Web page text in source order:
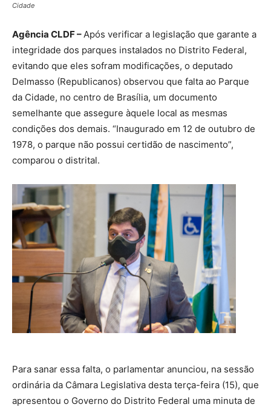
Cidade
Agência CLDF – Após verificar a legislação que garante a
integridade dos parques instalados no Distrito Federal,
evitando que eles sofram modificações, o deputado
Delmasso (Republicanos) observou que falta ao Parque
da Cidade, no centro de Brasília, um documento
semelhante que assegure àquele local as mesmas
condições dos demais. “Inaugurado em 12 de outubro de
1978, o parque não possui certidão de nascimento”,
comparou o distrital.
Para sanar essa falta, o parlamentar anunciou, na sessão
ordinária da Câmara Legislativa desta terça-feira (15), que
apresentou o Governo do Distrito Federal uma minuta de